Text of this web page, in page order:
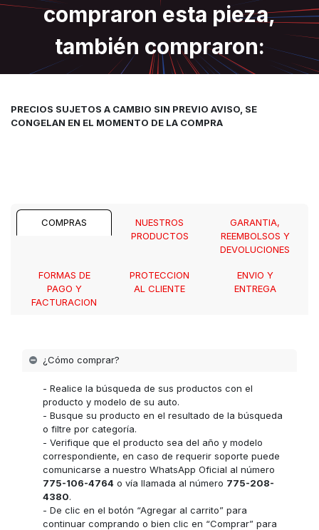
compraron esta pieza,
también compraron:
PRECIOS SUJETOS A CAMBIO SIN PREVIO AVISO, SE
CONGELAN EN EL MOMENTO DE LA COMPRA
COMPRAS
NUESTROS
PRODUCTOS
GARANTIA,
REEMBOLSOS Y
DEVOLUCIONES
FORMAS DE
PAGO Y
FACTURACION
PROTECCION
AL CLIENTE
ENVIO Y
ENTREGA
¿Cómo comprar?
- Realice la búsqueda de sus productos con el
producto y modelo de su auto.
- Busque su producto en el resultado de la búsqueda
o filtre por categoría.
- Verifique que el producto sea del año y modelo
correspondiente, en caso de requerir soporte puede
comunicarse a nuestro WhatsApp Oficial al número
775-106-4764 o vía llamada al número 775-208-
4380.
- De clic en el botón “Agregar al carrito” para
continuar comprando o bien clic en “Comprar” para